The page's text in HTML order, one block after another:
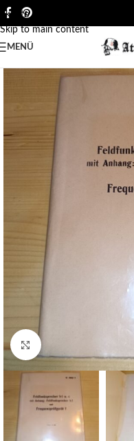
Skip to navigation
Skip to main content
MENÜ
Klick zum Vergrößern